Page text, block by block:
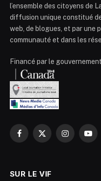
l’ensemble des citoyens de
diffusion unique constitué
web, de blogues, et par une
communauté et dans les
Financé par le
Facebook
X
Instagram
SUR LE VIF